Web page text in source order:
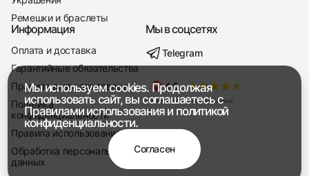
+7 916 221-22-37
Мы насвязи 08:00 — 19:00
Ремешки и браслеты
Информация
Оплата и доставка
Гарантийные обязательства
Правила возврата товара
Политика
конфиденциальности
Правила использования
Обработка персональных
данных
Мы в соцсетях
Telegram
Мы используем cookies. Продолжая
использовать сайт, вы соглашаетесь с
Правилами использованияи политикой
конфиденциальности.
Согласен